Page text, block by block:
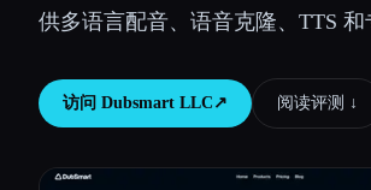
🎓 学生 🎬 创作者
供多语言配音、语音克隆、TTS
访问 Dubsmart LLC ↗︎ 阅读评测 ↓︎